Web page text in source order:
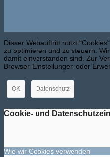
Dieser Webauftritt nutzt
zu optimieren und zu steuern.
damit einverstanden sind. Zur
Browser-Einstellungen oder
OK Datenschutz
Cookie- und
Wie wir Cookies verwenden